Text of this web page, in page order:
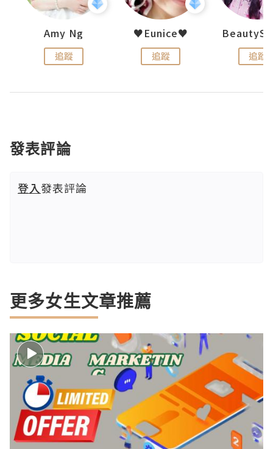
Amy Ng
追蹤
♥Eunice♥
追蹤 追蹤
發表評論
登入發表評論
更多女生文章推薦